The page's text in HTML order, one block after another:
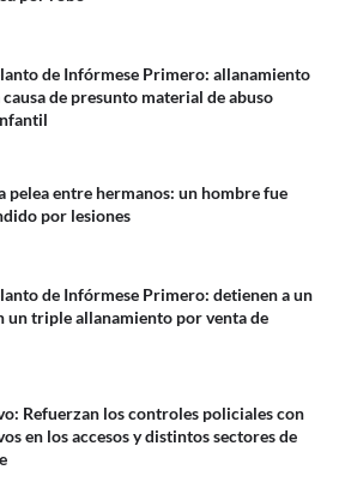
de Infórmese Primero: allanamiento
de presunto material de abuso
pelea entre hermanos: un hombre fue
por lesiones
de Infórmese Primero: detienen a un
un triple allanamiento por venta de
Refuerzan los controles policiales con
en los accesos y distintos sectores de